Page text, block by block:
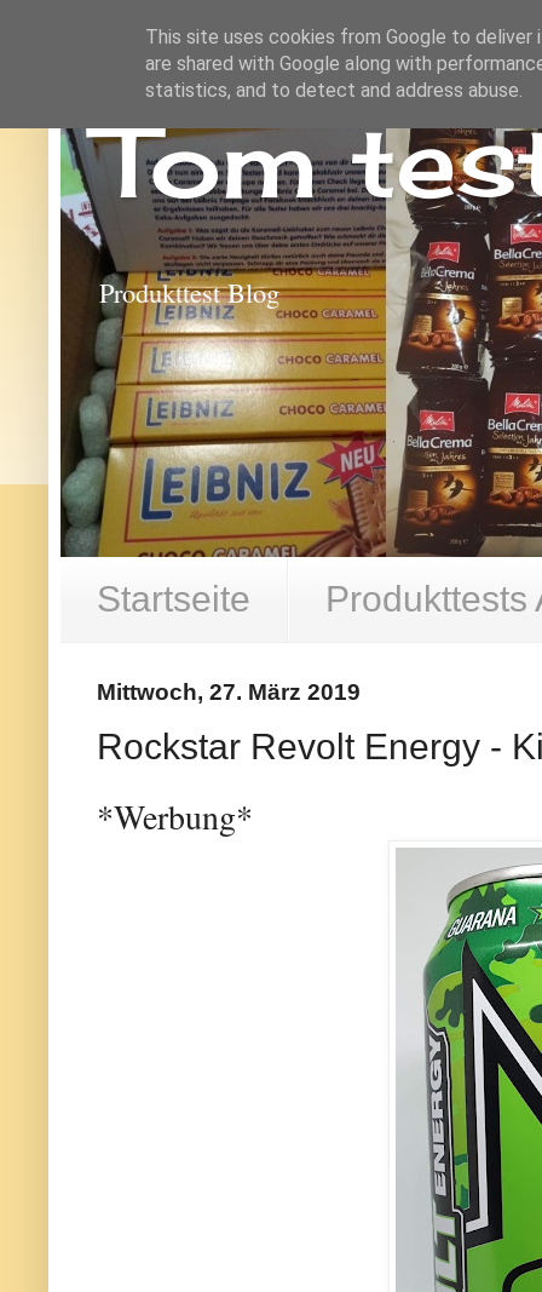
Tom
Produkttest Blog
Startseite Produkttests
Mittwoch, 27. März 2019
Rockstar Revolt Energy -
*Werbung*
This site uses cookies from Google to deliver
are shared with Google along with
statistics, and to detect and address abuse.